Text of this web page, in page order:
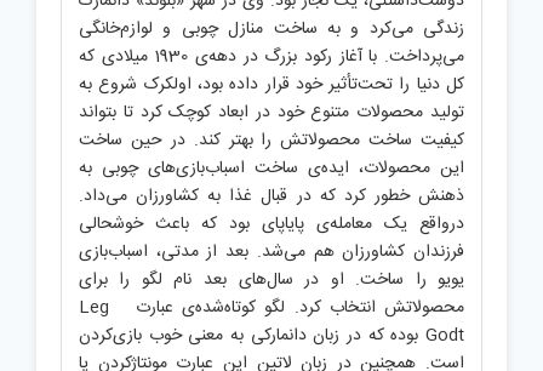
زندگی می‌کرد و به ساخت منازل چوبی و لوازم‌خانگی
می‌پرداخت. با آغاز رکود بزرگ در دهه‌ی 1930 میلادی که
کل دنیا را تحت‌تأثیر خود قرار داده بود، اولکرک شروع به
تولید محصولات متنوع خود در ابعاد کوچک کرد تا بتواند
کیفیت ساخت محصولاتش را بهتر کند. در حین ساخت
این محصولات، ایده‌ی ساخت اسباب‌بازی‌های چوبی به
ذهنش خطور کرد که در قبال غذا به کشاورزان می‌داد.
درواقع یک معامله‌ی پایاپای بود که باعث خوشحالی
فرزندان کشاورزان هم می‌شد. بعد از مدتی، اسباب‌بازی
یویو را ساخت. او در سال‌های بعد نام لگو را برای
محصولاتش انتخاب کرد. لگو کوتاه‌شده‌ی عبارت Leg
Godt بوده که در زبان دانمارکی به معنی خوب بازی‌کردن
است. همچنین در زبان لاتین این عبارت مونتاژکردن یا